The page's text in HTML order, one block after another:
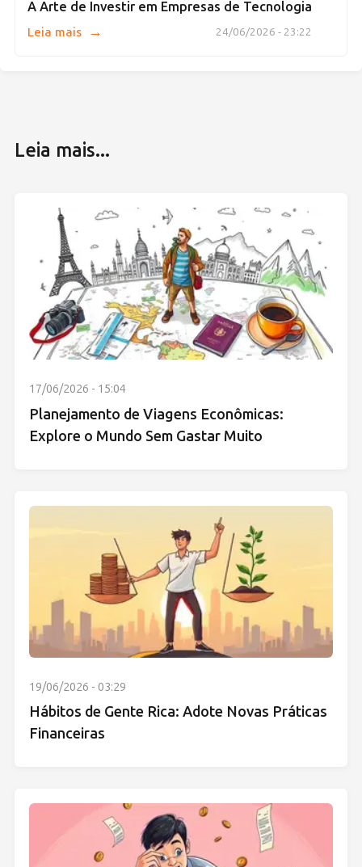
A Arte de Investir em Empresas de Tecnologia
24/06/2026 - 23:22
Leia mais →
Leia mais...
17/06/2026 - 15:04
Planejamento de Viagens Econômicas:
Explore o Mundo Sem Gastar Muito
19/06/2026 - 03:29
Hábitos de Gente Rica: Adote Novas Práticas
Financeiras